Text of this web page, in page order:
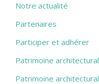
Notre actualité
Partenaires
Participer et adhérer
Patrimoine architectural
Patrimoine architectural